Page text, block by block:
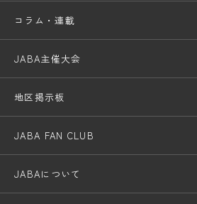
コラム・連載
JABA主催大会
地区掲示板
JABA FAN CLUB
JABAについて